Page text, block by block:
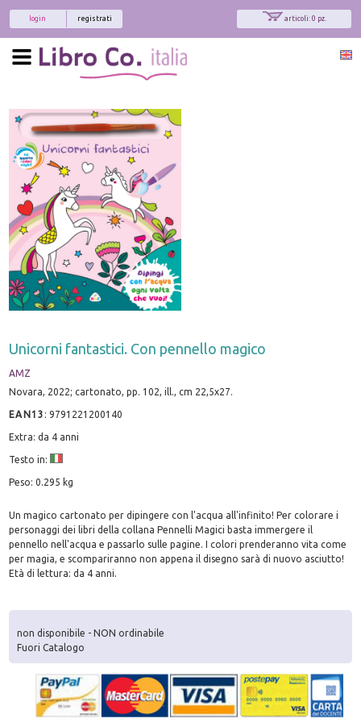
articoli: 0 pz.
registrati
login
Unicorni fantastici. Con pennello magico
AMZ
Novara, 2022; cartonato, pp. 102, ill., cm 22,5x27.
EAN13 :9791221200140
Extra: da 4 anni
Testo in:
Peso: 0.295 kg
Un magico cartonato per dipingere con l'acqua all'infinito! Per colorare i
personaggi dei libri della collana Pennelli Magici basta immergere il
pennello nell'acqua e passarlo sulle pagine. I colori prenderanno vita come
per magia, e scompariranno non appena il disegno sarà di nuovo asciutto!
Età di lettura: da 4 anni.
non disponibile - NON ordinabile
Fuori Catalogo